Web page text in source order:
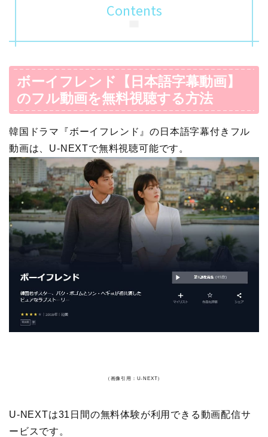
Contents
ボーイフレンド【日本語字幕動画】
のフル動画を無料視聴する方法
韓国ドラマ『ボーイフレンド』の日本語字幕付きフル
動画は、U-NEXTで無料視聴可能です。
（画像引用：U-NEXT）
U-NEXTは31日間の無料体験が利用できる動画配信サ
ービスです。